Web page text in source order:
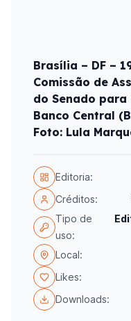
Brasília – DF –
Comissão de
do Senado
Banco Central
Foto: Lula
Editoria:
Créditos:
Tipo de
uso:
Local:
Likes:
Downloads: